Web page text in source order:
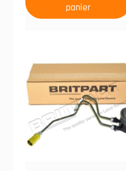
panier